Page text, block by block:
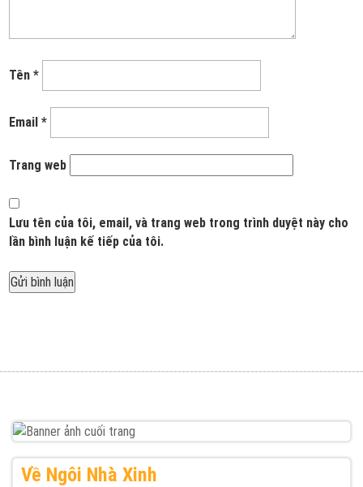
Tên*
Email*
Trang web
Lưu tên của tôi, email, và trang web trong trình duyệt này cho
lần bình luận kế tiếp của tôi.
viết
Về Ngôi Nhà Xinh